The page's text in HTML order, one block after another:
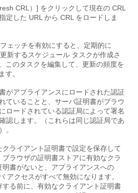
CRL）] をクリックして現在の CRL
定した URL から CRL をロードしま
ェッチを有効にすると、定期的に
新するスケジュール タスクが作成さ
このタスクを編集して、更新の頻度を
す。
がアプライアンスにロードされた認証
ていることと、サーバ証明書がブラウ
ロードされている認証局によって署名
認します。（これらは同じ認証局であ
。
クライアント証明書で設定を保存して
ブラウザの証明書ストアに有効なクラ
明書がないと、アプライアンスへの
アクセスがすべて無効になります。
する前に、有効なクライアント証明書